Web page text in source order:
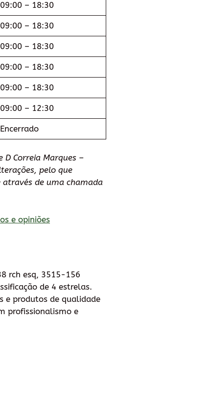
09:00 – 18:30
09:00 – 18:30
09:00 – 18:30
09:00 – 18:30
09:00 – 18:30
09:00 – 12:30
Encerrado
Correia Marques –
pelo que
de uma chamada
e opiniões
rch esq, 3515-156
de 4 estrelas.
e produtos de qualidade
profissionalismo e